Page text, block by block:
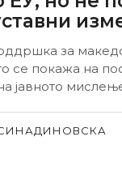
за
се покажа на
јавното